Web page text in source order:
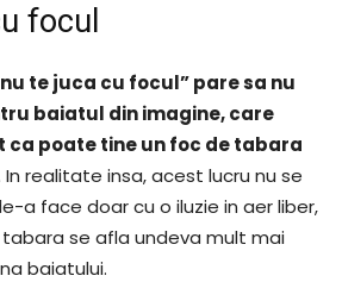
focul
te juca cu focul” pare sa nu
baiatul din imagine, care
poate tine un foc de tabara
In realitate insa, acest lucru nu se
a face doar cu o iluzie in aer liber,
se afla undeva mult mai
baiatului.